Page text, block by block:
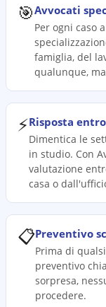
🎯Avvocati
Per ogni caso
famiglia, del
qualunque,
⚡Risposta
Dimentica le
in studio. Con
valutazione
casa o
📋Preventivo
Prima di
preventivo
sorpresa,
procedere.